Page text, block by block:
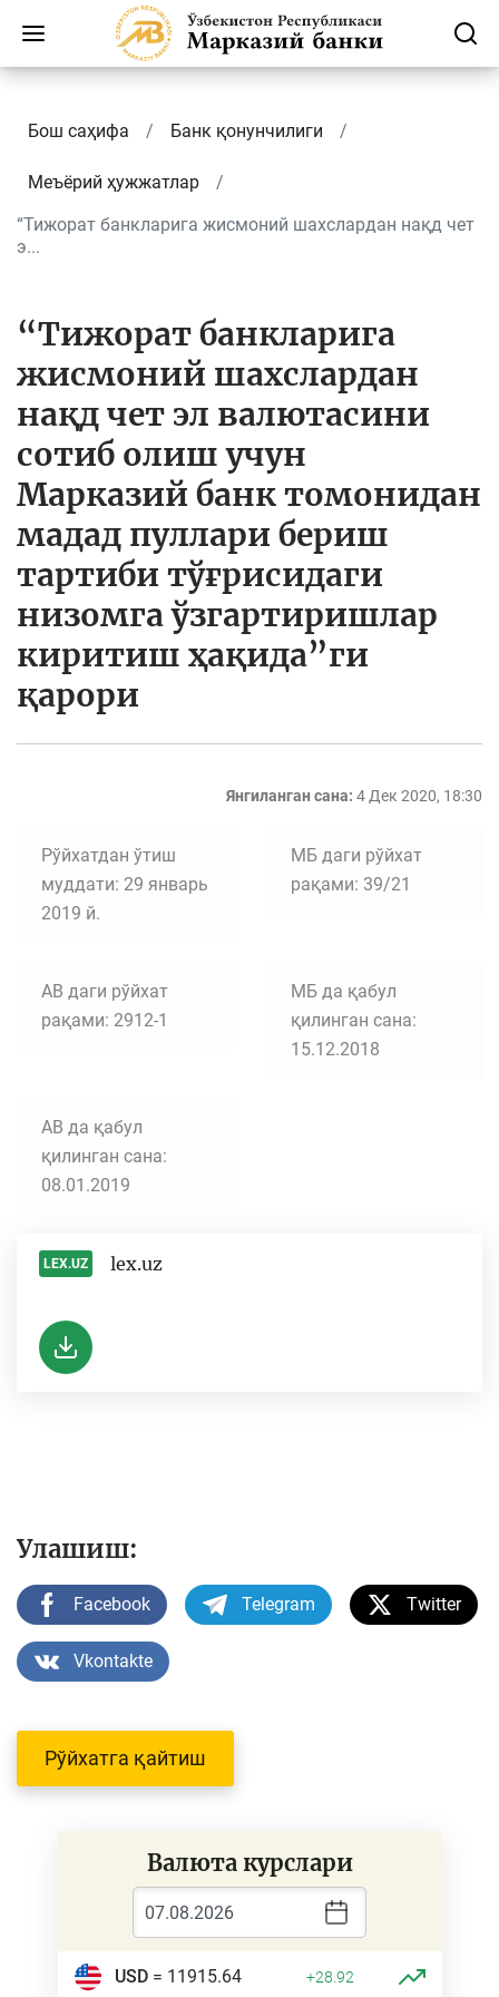
Бош саҳифа Банк қонунчилиги
Меъёрий ҳужжатлар
“Тижорат банкларига жисмоний шахслардан нақд чет
э...
“Тижорат банкларига
жисмоний шахслардан
нақд чет эл валютасини
сотиб олиш учун
Марказий банк томонидан
мадад пуллари бериш
тартиби тўғрисидаги
низомга ўзгартиришлар
киритиш ҳақида”ги
қарори
Янгиланган сана: 4 Дек 2020, 18:30
Рўйхатдан ўтиш
муддати: 29 январь
2019 й.
МБ даги рўйхат
рақами: 39/21
АВ даги рўйхат
рақами: 2912-1
МБ да қабул
қилинган сана:
15.12.2018
АВ да қабул
қилинган сана:
08.01.2019
LEX.UZ lex.uz
Улашиш:
Facebook Telegram Twitter
Vkontakte
Рўйхатга қайтиш
Валюта курслари
USD= 11915.64 +28.92